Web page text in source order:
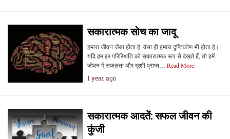
सकारात्मक सोच का जादू
हमारा जीवन जैसा होता है, वैसा ही हमारा दृष्टिकोण भी होता है।
यदि हम हर परिस्थिति को सकारात्मक रूप से देखते हैं, तो हमें
जीवन में सफलता और खुशी प्राप्त… Read More
1 year ago
सकारात्मक आदतें: सफल जीवन की
कुंजी